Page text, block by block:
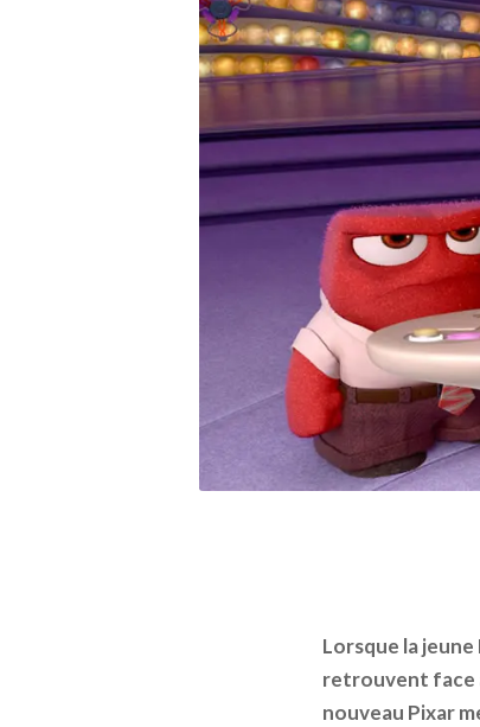
Lorsque la
retrouvent face
nouveau Pixar